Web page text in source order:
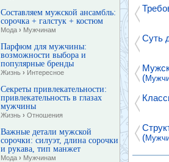
Составляем мужской ансамбль:
сорочка + галстук + костюм
Мода › Мужчинам
Парфюм для мужчины:
возможности выбора и
популярные бренды
Жизнь › Интересное
Секреты привлекательности:
привлекательность в глазах
мужчины
Жизнь › Отношения
Важные детали мужской
сорочки: силуэт, длина сорочки
и рукава, тип манжет
Мода › Мужчинам
Суть
(
(